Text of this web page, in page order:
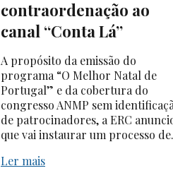
contraordenação ao
canal “Conta Lá”
A propósito da emissão do
programa “O Melhor Natal de
Portugal” e da cobertura do
congresso ANMP sem
de patrocinadores, a ERC
que vai instaurar um processo
Ler mais